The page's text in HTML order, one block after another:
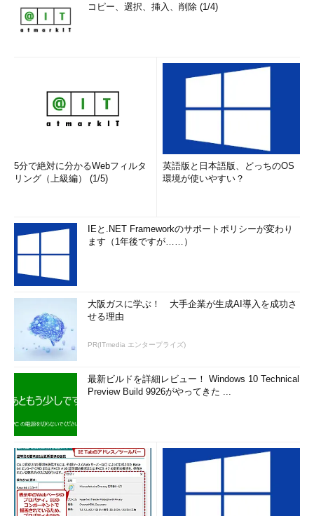
コピー、選択、挿入、削除 (1/4)
5分で絶対に分かるWebフィルタ
リング（上級編） (1/5)
英語版と日本語版、どっちのOS
環境が使いやすい？
IEと.NET Frameworkのサポートポリシーが変わり
ます（1年後ですが……）
大阪ガスに学ぶ！ 大手企業が生成AI導入を成功さ
せる理由
PR(ITmedia エンタープライズ)
最新ビルドを詳細レビュー！ Windows 10 Technical
Preview Build 9926がやってきた ...